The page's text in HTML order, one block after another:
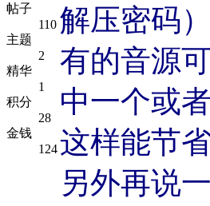
帖子
110
主题
2
精华
1
积分
28
金钱
124
解压密码）
有的音源
中一个或
这样能节
另外再说